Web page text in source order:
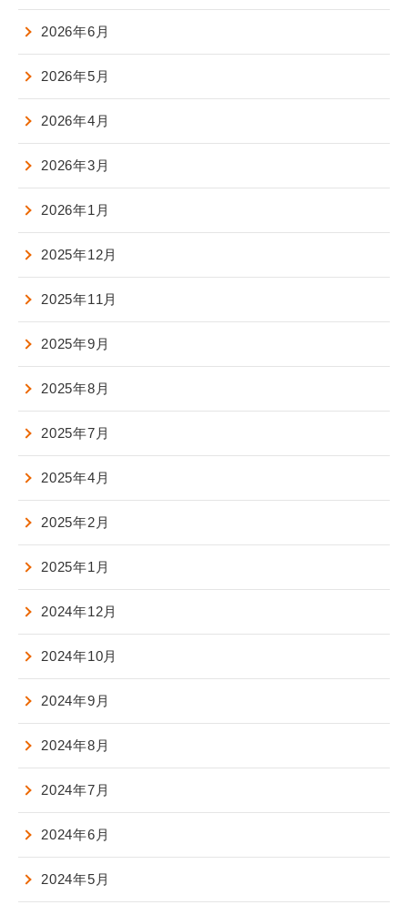
2026年6月
2026年5月
2026年4月
2026年3月
2026年1月
2025年12月
2025年11月
2025年9月
2025年8月
2025年7月
2025年4月
2025年2月
2025年1月
2024年12月
2024年10月
2024年9月
2024年8月
2024年7月
2024年6月
2024年5月